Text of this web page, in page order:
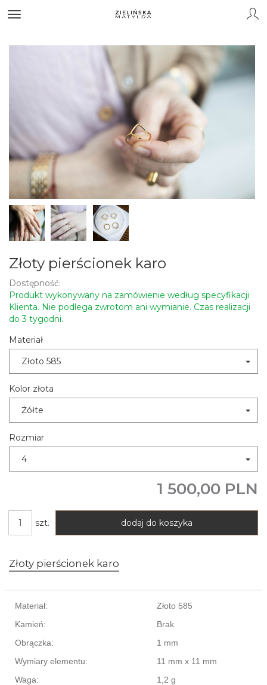
Złoty pierścionek karo
Dostępność:
Produkt wykonywany na zamówienie według specyfikacji
Klienta. Nie podlega zwrotom ani wymianie. Czas realizacji
do 3 tygodni.
Materiał
Złoto 585
Kolor złota
Żółte
Rozmiar
4
1 500,00 PLN
szt. dodaj do koszyka
Złoty pierścionek karo
Materiał:
Złoto 585
Kamień:
Brak
Obrączka:
1 mm
Wymiary elementu:
11 mm x 11 mm
Waga:
1,2 g